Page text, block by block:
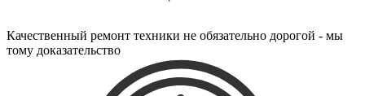
электропростыней
электрорубаноков
электросамокатов
электрощеток
электрощитов
электрошвабер
Качественный ремонт техники не обязательно дорогой - мы
тому доказательство